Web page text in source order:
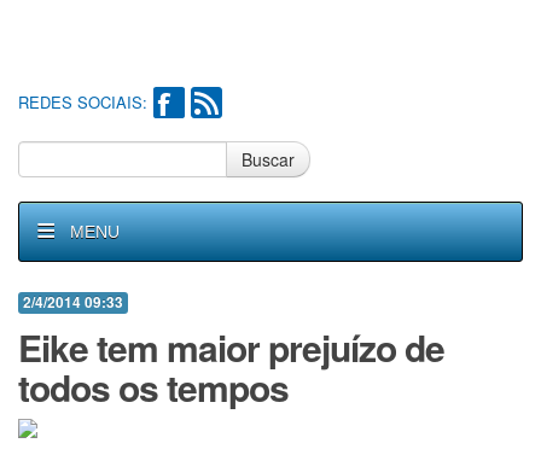
REDES SOCIAIS:
Buscar
MENU
2/4/2014 09:33
Eike tem maior prejuízo de
todos os tempos